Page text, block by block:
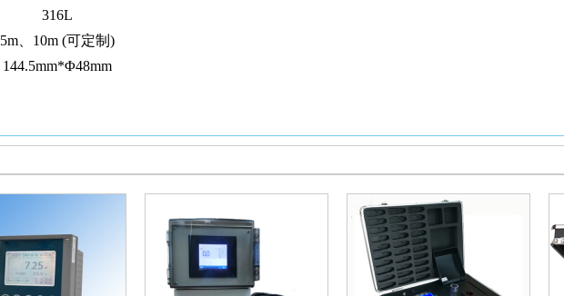
316L
5m、 10m (可定制)
144.5mm*Φ48mm